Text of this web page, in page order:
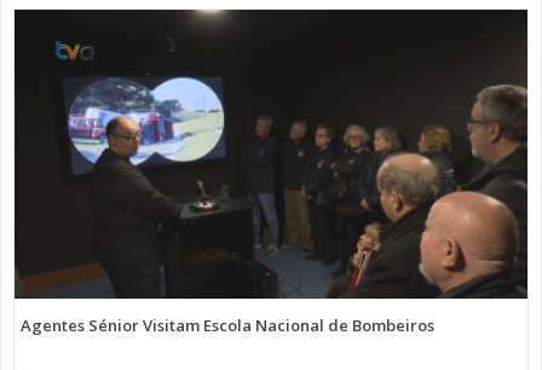
Agentes Sénior Visitam Escola Nacional de Bombeiros